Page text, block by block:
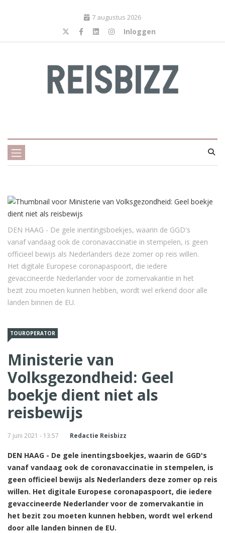
7 augustus 2026
Inloggen
DEN HAAG - De gele inentingsboekjes, waarin de GGD's
vanaf vandaag ook de coronavaccinatie in stempelen, is geen
officieel bewijs als Nederlanders deze zomer op reis willen.
Het digitale Europese coronapaspoort, die iedere
gevaccineerde Nederlander voor de zomervakantie in het
bezit zou moeten kunnen hebben, wordt wel erkend door alle
landen binnen de EU.
TOUROPERATOR
Ministerie van
Volksgezondheid: Geel
boekje dient niet als
reisbewijs
7 juni 2021 - 13:57 Redactie Reisbizz
DEN HAAG - De gele inentingsboekjes, waarin de GGD's
vanaf vandaag ook de coronavaccinatie in stempelen, is
geen officieel bewijs als Nederlanders deze zomer op reis
willen. Het digitale Europese coronapaspoort, die iedere
gevaccineerde Nederlander voor de zomervakantie in
het bezit zou moeten kunnen hebben, wordt wel erkend
door alle landen binnen de EU.